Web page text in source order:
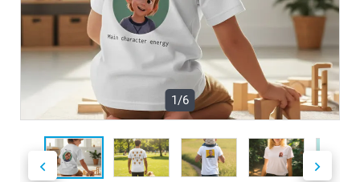
1/6